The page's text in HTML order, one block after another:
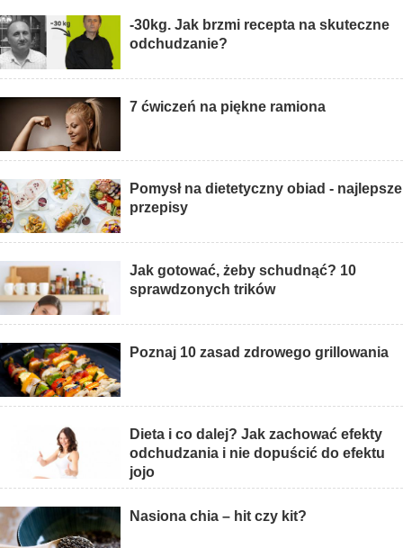
-30kg. Jak brzmi recepta na skuteczne
odchudzanie?
7 ćwiczeń na piękne ramiona
Pomysł na dietetyczny obiad - najlepsze
przepisy
Jak gotować, żeby schudnąć? 10
sprawdzonych trików
Poznaj 10 zasad zdrowego grillowania
Dieta i co dalej? Jak zachować efekty
odchudzania i nie dopuścić do efektu
jojo
Nasiona chia – hit czy kit?